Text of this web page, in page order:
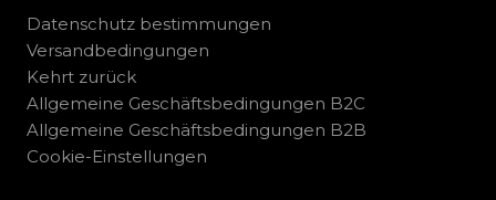
Datenschutz bestimmungen
Versandbedingungen
Kehrt zurück
Allgemeine Geschäftsbedingungen B2C
Allgemeine Geschäftsbedingungen B2B
Cookie-Einstellungen